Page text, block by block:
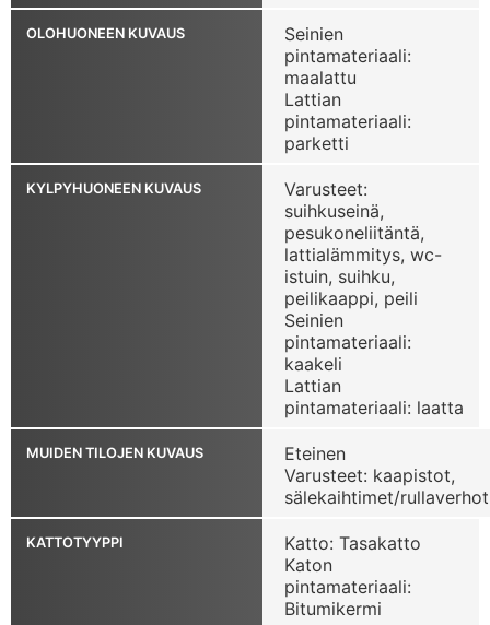
OLOHUONEEN KUVAUS
Seinien
pintamateriaali:
maalattu
Lattian
pintamateriaali:
parketti
KYLPYHUONEEN KUVAUS
Varusteet:
suihkuseinä,
pesukoneliitäntä,
lattialämmitys, wc-
istuin, suihku,
peilikaappi, peili
Seinien
pintamateriaali:
kaakeli
Lattian
pintamateriaali: laatta
MUIDEN TILOJEN KUVAUS
Eteinen
Varusteet: kaapistot,
sälekaihtimet/rullaverhot
KATTOTYYPPI
Katto: Tasakatto
Katon
pintamateriaali:
Bitumikermi